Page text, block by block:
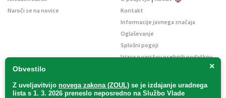
×
Obvestilo
Z uveljavitvijo novega zakona (ZOUL) se je izdajanje uradnega
lista s 1. 3. 2026 preneslo neposredno na Službo Vlade
Naroči se na novice
Kontakt
Informacije javnega značaja
Oglaševanje
Splošni pogoji
Izjava o varstvu osebnih podatkov